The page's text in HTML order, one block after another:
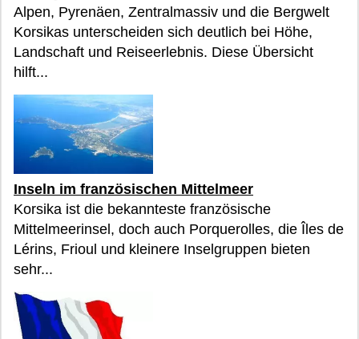
Alpen, Pyrenäen, Zentralmassiv und die Bergwelt
Korsikas unterscheiden sich deutlich bei Höhe,
Landschaft und Reiseerlebnis. Diese Übersicht
hilft...
Inseln im französischen Mittelmeer
Korsika ist die bekannteste französische
Mittelmeerinsel, doch auch Porquerolles, die Îles de
Lérins, Frioul und kleinere Inselgruppen bieten
sehr...